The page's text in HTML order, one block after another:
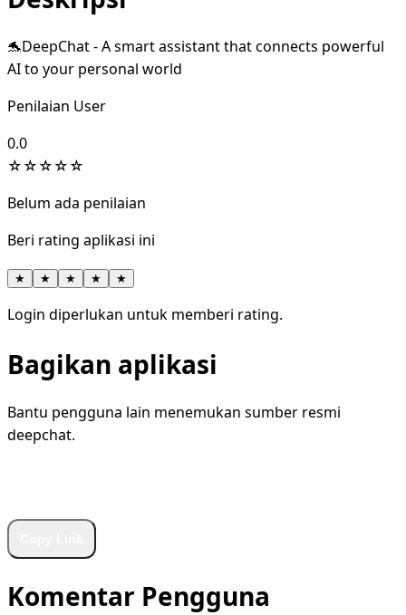
🐬DeepChat - A smart assistant that connects powerful
AI to your personal world
Penilaian User
0.0
☆☆☆☆☆
Belum ada penilaian
Beri rating aplikasi ini
★ ★ ★ ★ ★
Login diperlukan untuk memberi rating.
Bagikan aplikasi
Bantu pengguna lain menemukan sumber resmi
deepchat.
Komentar Pengguna